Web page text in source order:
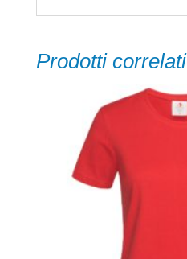
Prodotti correlati